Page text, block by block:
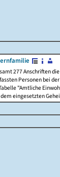
277 Anschriften
Personen bei
"Amtliche
eingesetzten